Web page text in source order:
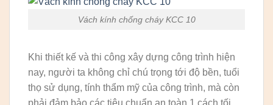
Vách kính chống cháy KCC 10
Khi thiết kế và thi công xây dựng công trình hiện
nay, người ta không chỉ chú trọng tới độ bền, tuổi
thọ sử dụng, tính thẩm mỹ của công trình, mà còn